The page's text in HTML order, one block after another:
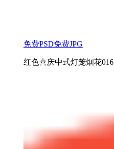
免费PSD免费JPG
红色喜庆中式灯笼烟花016